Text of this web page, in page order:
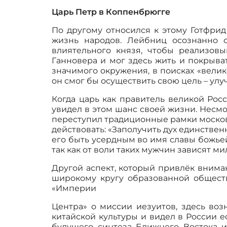
Царь Петр в Коппенбрюгге
По другому относился к этому
жизнь народов. Лейбниц осознанно
влиятельного князя, чтобы
Ганновера и мог здесь жить и
значимого окружения, в поисках
он смог бы осуществить свою цель –
Когда царь как правитель великой
увидел в этом шанс своей жизни.
переступил традиционные рамки
действовать: «Заполучить дух
его быть усердным во имя славы
так как от воли таких мужчин зависят
Другой аспект, который привлёк
широкому кругу образованной
«Империи
Центра» о миссии иезуитов, здесь
китайской культуры и видел в России